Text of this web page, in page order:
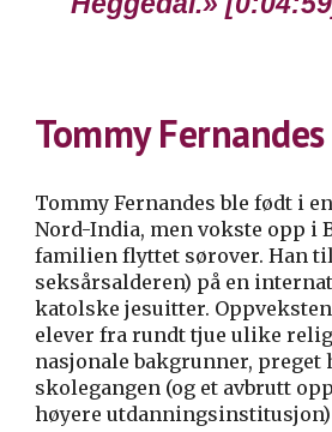
Tommy Fernandes
Tommy Fernandes ble født i
Nord-India, men vokste opp i
familien flyttet sørover. Han
seksårsalderen) på en
katolske jesuitter.
elever fra rundt tjue ulike
nasjonale bakgrunner, preget
skolegangen (og et avbrutt
høyere